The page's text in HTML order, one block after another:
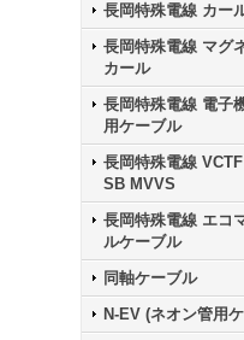
長岡特殊電線 カー
長岡特殊電線 マグ
カール
長岡特殊電線 電子
用ケーブル
長岡特殊電線
SB MVVS
長岡特殊電線 エコ
ルケーブル
同軸ケーブル
N-EV (ネオン管用